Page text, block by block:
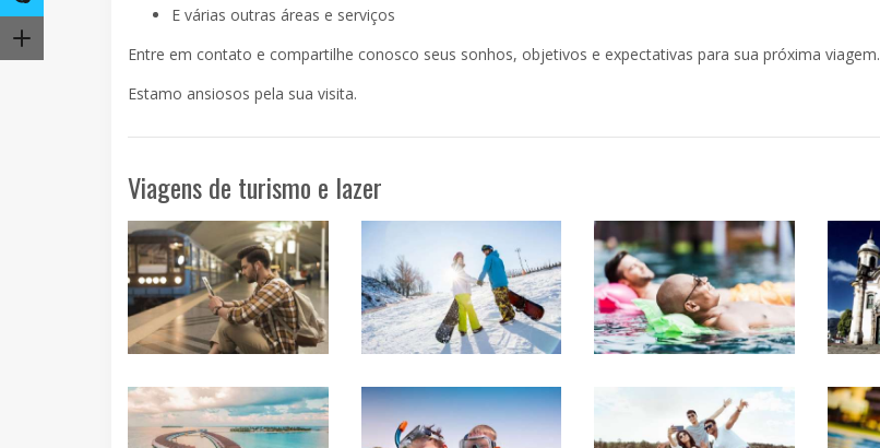
E várias outras áreas e serviços
Entre em contato e compartilhe conosco seus sonhos, objetivos e expectativas para sua próxima viagem.
Estamo ansiosos pela sua visita.
Viagens de turismo e lazer